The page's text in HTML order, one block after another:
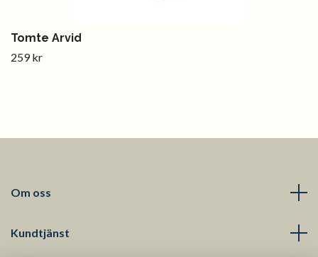
Tomte Arvid
259 kr
Om oss
Kundtjänst